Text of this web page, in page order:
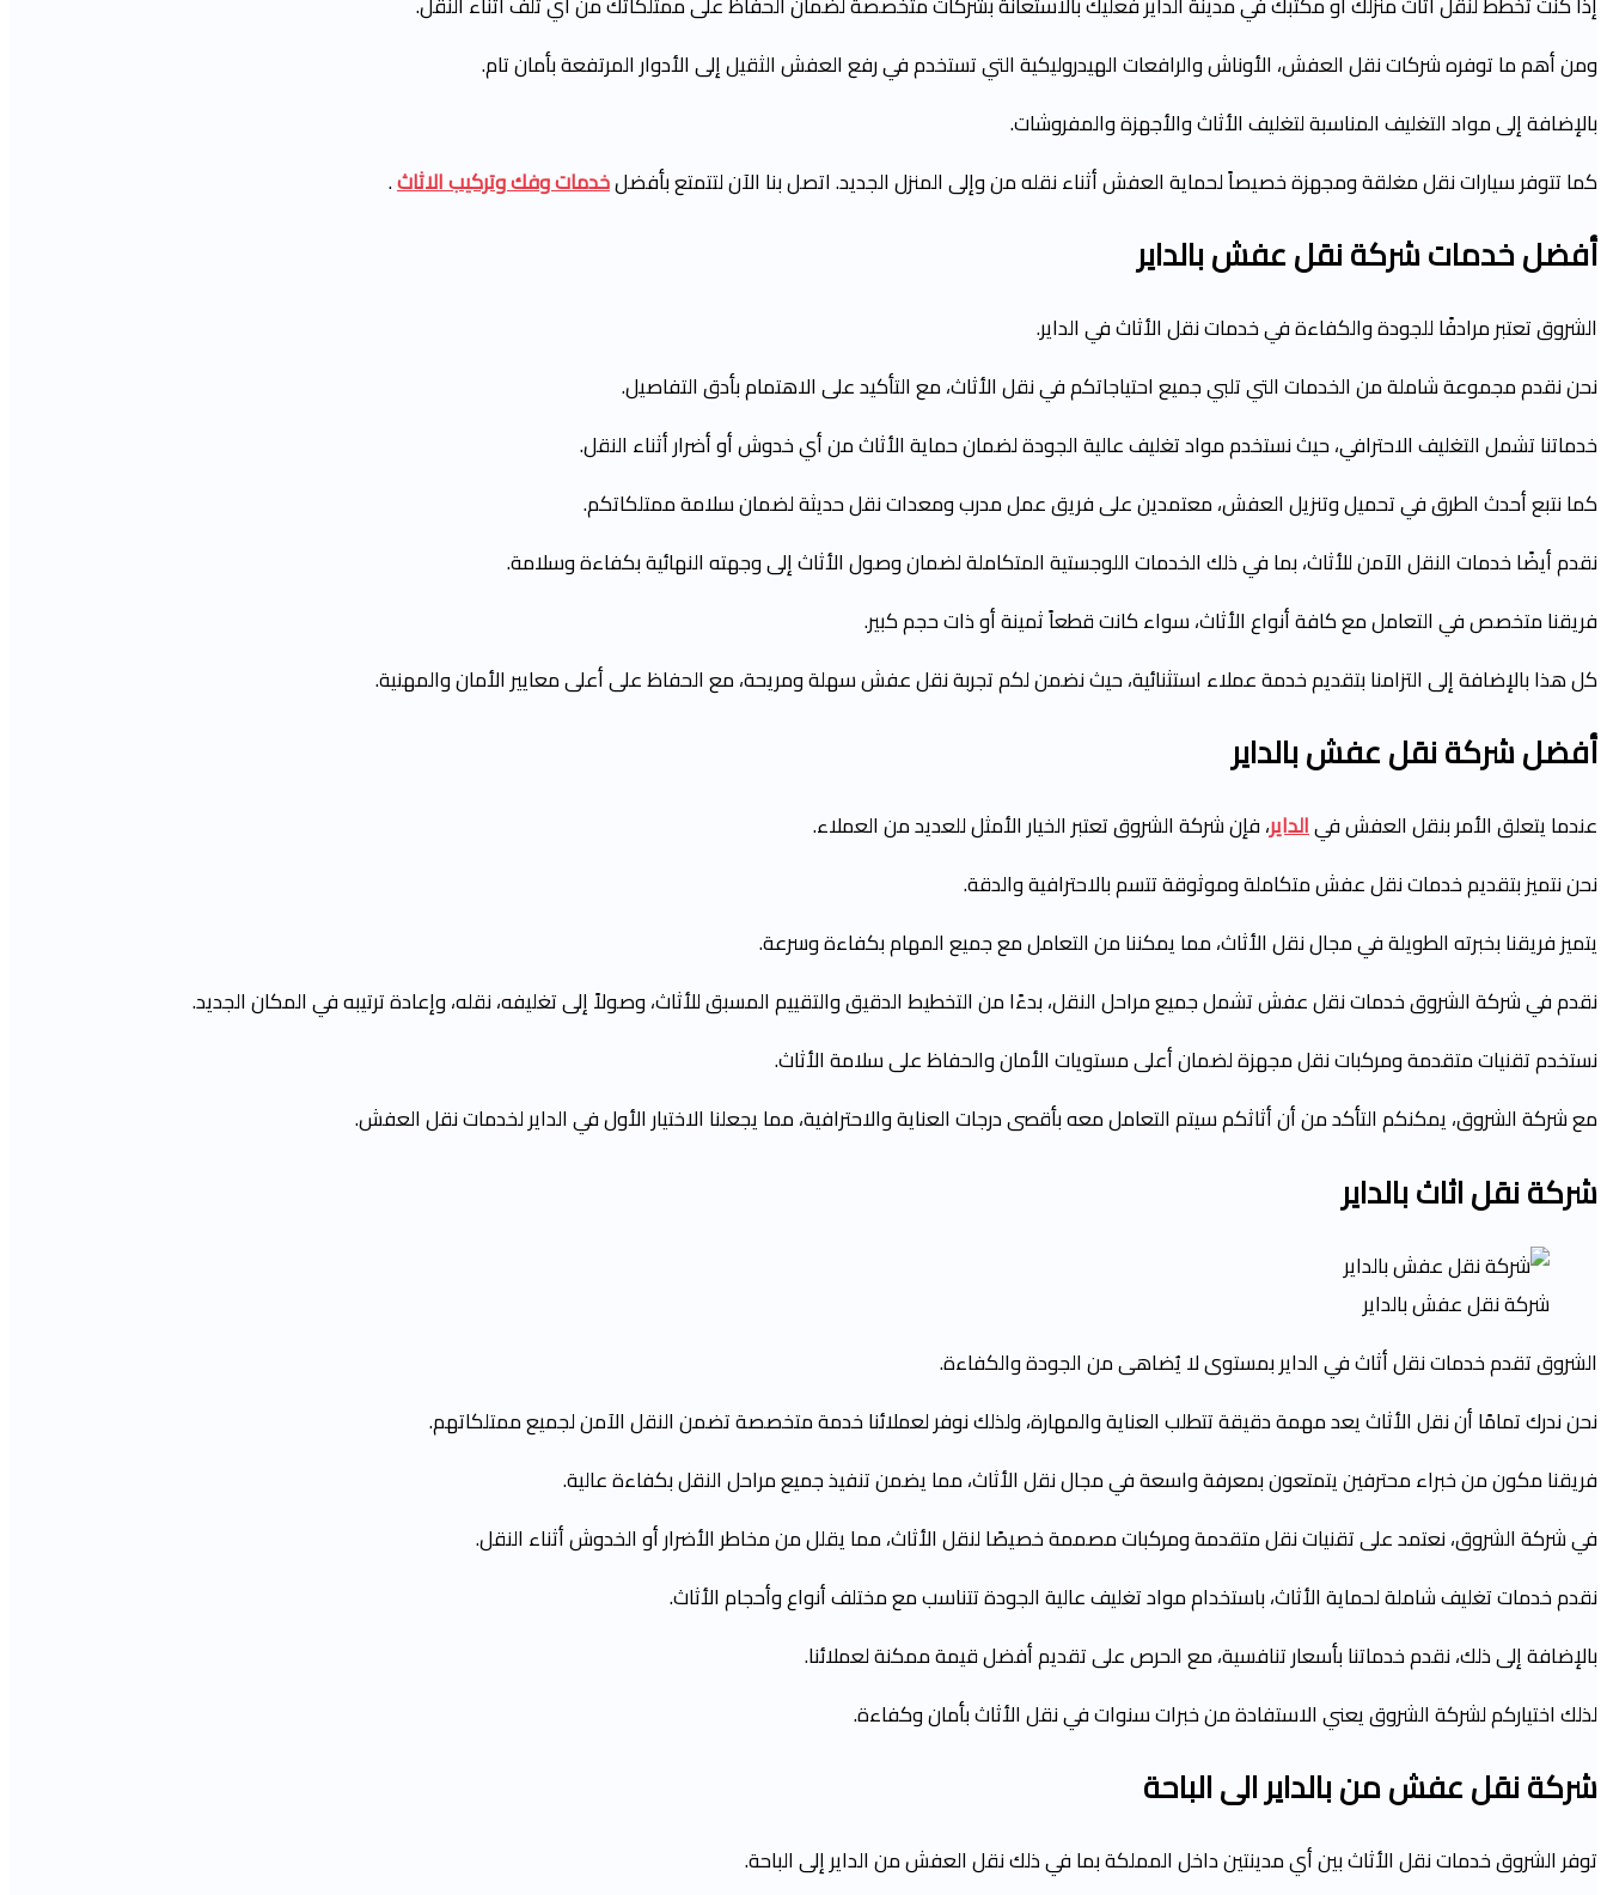
ومن أهم ما توفره شركات نقل العفش، الأوناش والرافعات الهيدروليكية التي تستخدم في رفع العفش الثقيل إلى الأدوار المرتفعة بأمان تام.
بالإضافة إلى مواد التغليف المناسبة لتغليف الأثاث والأجهزة والمفروشات.
كما تتوفر سيارات نقل مغلقة ومجهزة خصيصاً لحماية العفش أثناء نقله من وإلى المنزل الجديد. اتصل بنا الآن لتتمتع بأفضلخدمات وفك وتركيب الاثاث.
أفضل خدمات شركة نقل عفشبالداير
الشروق تعتبر مرادفًا للجودة والكفاءة في خدمات نقل الأثاث في الداير.
نحن نقدم مجموعة شاملة من الخدمات التي تلبي جميع احتياجاتكم في نقل الأثاث، مع التأكيد على الاهتمام بأدق التفاصيل.
خدماتنا تشمل التغليف الاحترافي، حيث نستخدم مواد تغليف عالية الجودة لضمان حماية الأثاث من أي خدوش أو أضرار أثناء النقل.
كما نتبع أحدث الطرق في تحميل وتنزيل العفش، معتمدين على فريق عمل مدرب ومعدات نقل حديثة لضمان سلامة ممتلكاتكم.
نقدم أيضًا خدمات النقل الآمن للأثاث، بما في ذلك الخدمات اللوجستية المتكاملة لضمان وصول الأثاث إلى وجهته النهائية بكفاءة وسلامة.
فريقنا متخصص في التعامل مع كافة أنواع الأثاث، سواء كانت قطعاً ثمينة أو ذات حجم كبير.
كل هذا بالإضافة إلى التزامنا بتقديم خدمة عملاء استثنائية، حيث نضمن لكم تجربة نقل عفش سهلة ومريحة، مع الحفاظ على أعلى معايير الأمان والمهنية.
أفضل شركة نقل عفشبالداير
عندما يتعلق الأمر بنقل العفش فيالداير، فإن شركة الشروق تعتبر الخيار الأمثل للعديد من العملاء.
نحن نتميز بتقديم خدمات نقل عفش متكاملة وموثوقة تتسم بالاحترافية والدقة.
يتميز فريقنا بخبرته الطويلة في مجال نقل الأثاث، مما يمكننا من التعامل مع جميع المهام بكفاءة وسرعة.
نقدم في شركة الشروق خدمات نقل عفش تشمل جميع مراحل النقل، بدءًا من التخطيط الدقيق والتقييم المسبق للأثاث، وصولاً إلى تغليفه، نقله، وإعادة ترتيبه في المكان الجديد.
نستخدم تقنيات متقدمة ومركبات نقل مجهزة لضمان أعلى مستويات الأمان والحفاظ على سلامة الأثاث.
مع شركة الشروق، يمكنكم التأكد من أن أثاثكم سيتم التعامل معه بأقصى درجات العناية والاحترافية، مما يجعلنا الاختيار الأول في الداير لخدمات نقل العفش.
شركة نقل اثاثبالداير
شركة نقل عفش بالداير
الشروق تقدم خدمات نقل أثاث في الداير بمستوى لا يُضاهى من الجودة والكفاءة.
نحن ندرك تمامًا أن نقل الأثاث يعد مهمة دقيقة تتطلب العناية والمهارة، ولذلك نوفر لعملائنا خدمة متخصصة تضمن النقل الآمن لجميع ممتلكاتهم.
فريقنا مكون من خبراء محترفين يتمتعون بمعرفة واسعة في مجال نقل الأثاث، مما يضمن تنفيذ جميع مراحل النقل بكفاءة عالية.
في شركة الشروق، نعتمد على تقنيات نقل متقدمة ومركبات مصممة خصيصًا لنقل الأثاث، مما يقلل من مخاطر الأضرار أو الخدوش أثناء النقل.
نقدم خدمات تغليف شاملة لحماية الأثاث، باستخدام مواد تغليف عالية الجودة تتناسب مع مختلف أنواع وأحجام الأثاث.
بالإضافة إلى ذلك، نقدم خدماتنا بأسعار تنافسية، مع الحرص على تقديم أفضل قيمة ممكنة لعملائنا.
لذلك اختياركم لشركة الشروق يعني الاستفادة من خبرات سنوات في نقل الأثاث بأمان وكفاءة.
شركة نقل عفش منبالدايرالى الباحة
توفر الشروق خدمات نقل الأثاث بين أي مدينتين داخل المملكة بما في ذلك نقل العفش من الداير إلى الباحة.